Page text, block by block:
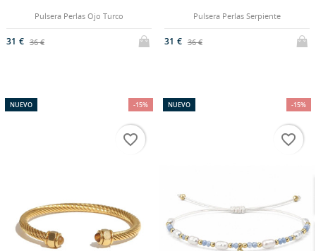
Pulsera Perlas Ojo Turco
31 € 36 €
Pulsera Perlas Serpiente
31 € 36 €
-15%
NUEVO
favorite_border
-15%
NUEVO
favorite_border